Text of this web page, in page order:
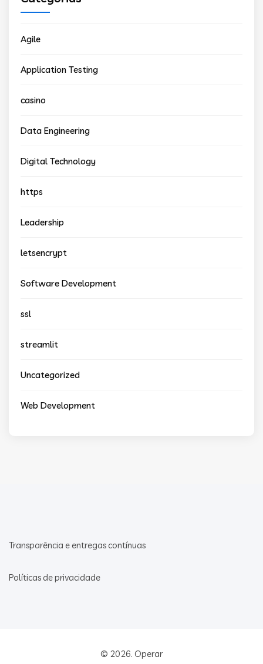
Agile
Application Testing
casino
Data Engineering
Digital Technology
https
Leadership
letsencrypt
Software Development
ssl
streamlit
Uncategorized
Web Development
Transparência e entregas contínuas
Políticas de privacidade
© 2026. Operar